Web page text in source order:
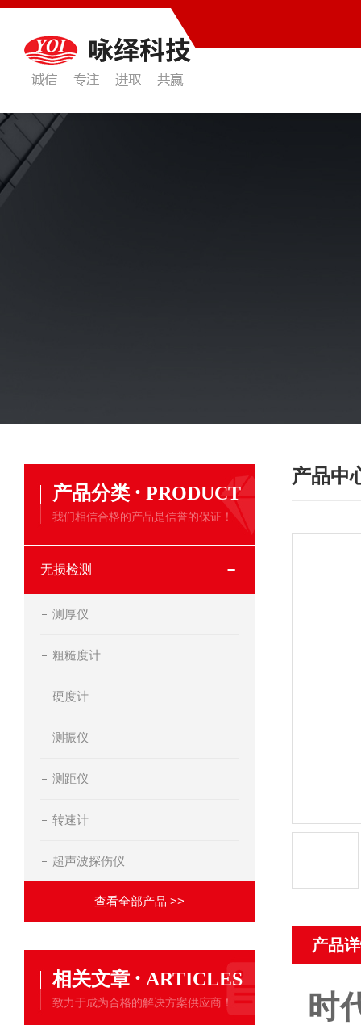
产品分类 · PRODUCT
我们相信合格的产品是信誉的保证！
无损检测
测厚仪
粗糙度计
硬度计
测振仪
测距仪
转速计
超声波探伤仪
查看全部产品 >>
相关文章 · ARTICLES
致力于成为合格的解决方案供应商！
产品中
产品
时